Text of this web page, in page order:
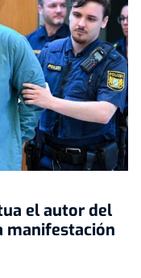
el autor del
manifestación